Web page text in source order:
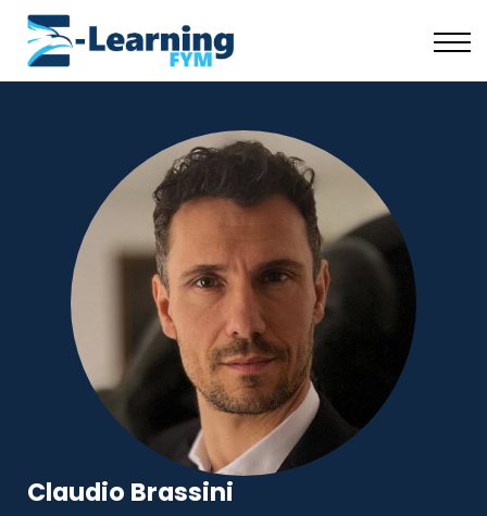
Risorse Gratuite
Chi Siamo
Claudio Brassini